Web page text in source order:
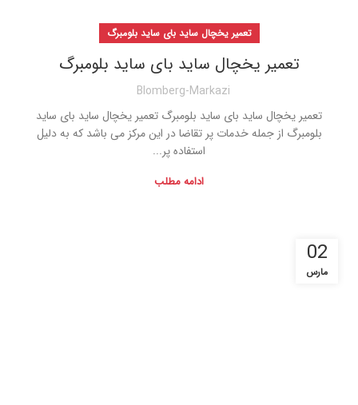
تعمیر یخچال ساید بای ساید بلومبرگ
تعمیر یخچال ساید بای ساید بلومبرگ
Blomberg-Markazi
تعمیر یخچال ساید بای ساید بلومبرگ تعمیر یخچال ساید بای ساید
بلومبرگ از جمله خدمات پر تقاضا در این مرکز می باشد که به دلیل
استفاده پر...
ادامه مطلب
02
مارس